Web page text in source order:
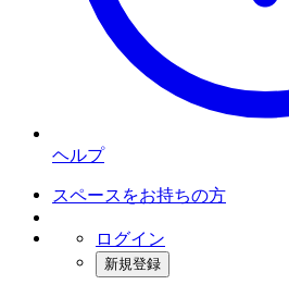
ヘルプ
スペースをお持ちの方
ログイン
新規登録